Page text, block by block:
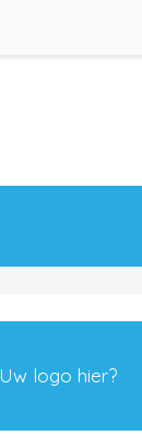
Uw logo hier?